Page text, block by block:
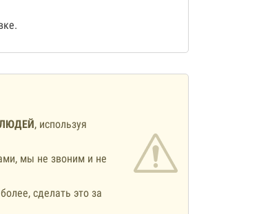
, используя
мы не звоним и не
сделать это за